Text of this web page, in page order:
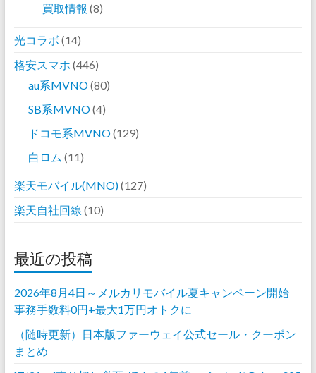
買取情報 (8)
光コラボ (14)
格安スマホ (446)
au系MVNO(80)
SB系MVNO(4)
ドコモ系MVNO(129)
白ロム (11)
楽天モバイル(MNO)(127)
楽天自社回線 (10)
最近の投稿
2026年8月4日～メルカリモバイル夏キャンペーン開始
事務手数料0円+最大1万円オトクに
（随時更新）日本版ファーウェイ公式セール・クーポン
まとめ